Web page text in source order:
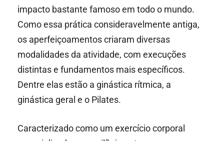
impacto bastante famoso em todo o mundo.
Como essa prática consideravelmente antiga,
os aperfeiçoamentos criaram diversas
modalidades da atividade, com execuções
distintas e fundamentos mais específicos.
Dentre elas estão a ginástica rítmica, a
ginástica geral e o Pilates.
Caracterizado como um exercício corporal